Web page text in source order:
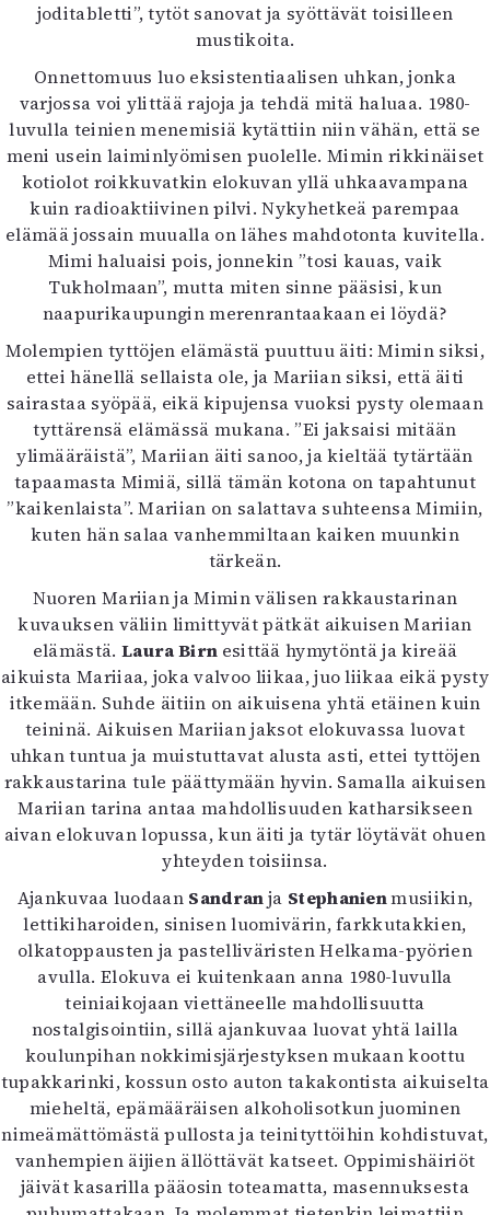
joditabletti”, tytöt sanovat ja syöttävät toisilleen
mustikoita.
Onnettomuus luo eksistentiaalisen uhkan, jonka
varjossa voi ylittää rajoja ja tehdä mitä haluaa. 1980-
luvulla teinien menemisiä kytättiin niin vähän, että se
meni usein laiminlyömisen puolelle. Mimin rikkinäiset
kotiolot roikkuvatkin elokuvan yllä uhkaavampana
kuin radioaktiivinen pilvi. Nykyhetkeä parempaa
elämää jossain muualla on lähes mahdotonta kuvitella.
Mimi haluaisi pois, jonnekin ”tosi kauas, vaik
Tukholmaan”, mutta miten sinne pääsisi, kun
naapurikaupungin merenrantaakaan ei löydä?
Molempien tyttöjen elämästä puuttuu äiti: Mimin siksi,
ettei hänellä sellaista ole, ja Mariian siksi, että äiti
sairastaa syöpää, eikä kipujensa vuoksi pysty olemaan
tyttärensä elämässä mukana. ”Ei jaksaisi mitään
ylimääräistä”, Mariian äiti sanoo, ja kieltää tytärtään
tapaamasta Mimiä, sillä tämän kotona on tapahtunut
”kaikenlaista”. Mariian on salattava suhteensa Mimiin,
kuten hän salaa vanhemmiltaan kaiken muunkin
tärkeän.
Nuoren Mariian ja Mimin välisen rakkaustarinan
kuvauksen väliin limittyvät pätkät aikuisen Mariian
elämästä.Laura Birn esittää hymytöntä ja kireää
aikuista Mariiaa, joka valvoo liikaa, juo liikaa eikä pysty
itkemään. Suhde äitiin on aikuisena yhtä etäinen kuin
teininä. Aikuisen Mariian jaksot elokuvassa luovat
uhkan tuntua ja muistuttavat alusta asti, ettei tyttöjen
rakkaustarina tule päättymään hyvin. Samalla aikuisen
Mariian tarina antaa mahdollisuuden katharsikseen
aivan elokuvan lopussa, kun äiti ja tytär löytävät ohuen
yhteyden toisiinsa.
Ajankuvaa luodaan Sandranja Stephanienmusiikin,
lettikiharoiden, sinisen luomivärin, farkkutakkien,
olkatoppausten ja pastelliväristen Helkama-pyörien
avulla. Elokuva ei kuitenkaan anna 1980-luvulla
teiniaikojaan viettäneelle mahdollisuutta
nostalgisointiin, sillä ajankuvaa luovat yhtä lailla
koulunpihan nokkimisjärjestyksen mukaan koottu
tupakkarinki, kossun osto auton takakontista aikuiselta
mieheltä, epämääräisen alkoholisotkun juominen
nimeämättömästä pullosta ja teinityttöihin kohdistuvat,
vanhempien äijien ällöttävät katseet. Oppimishäiriöt
jäivät kasarilla pääosin toteamatta, masennuksesta